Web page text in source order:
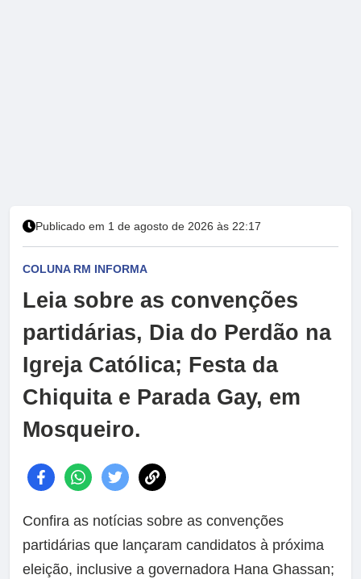
Publicado em 1 de agosto de 2026 às 22:17
COLUNA RM INFORMA
Leia sobre as convenções
partidárias, Dia do Perdão na
Igreja Católica; Festa da
Chiquita e Parada Gay, em
Mosqueiro.
Confira as notícias sobre as convenções
partidárias que lançaram candidatos à próxima
eleição, inclusive a governadora Hana Ghassan;